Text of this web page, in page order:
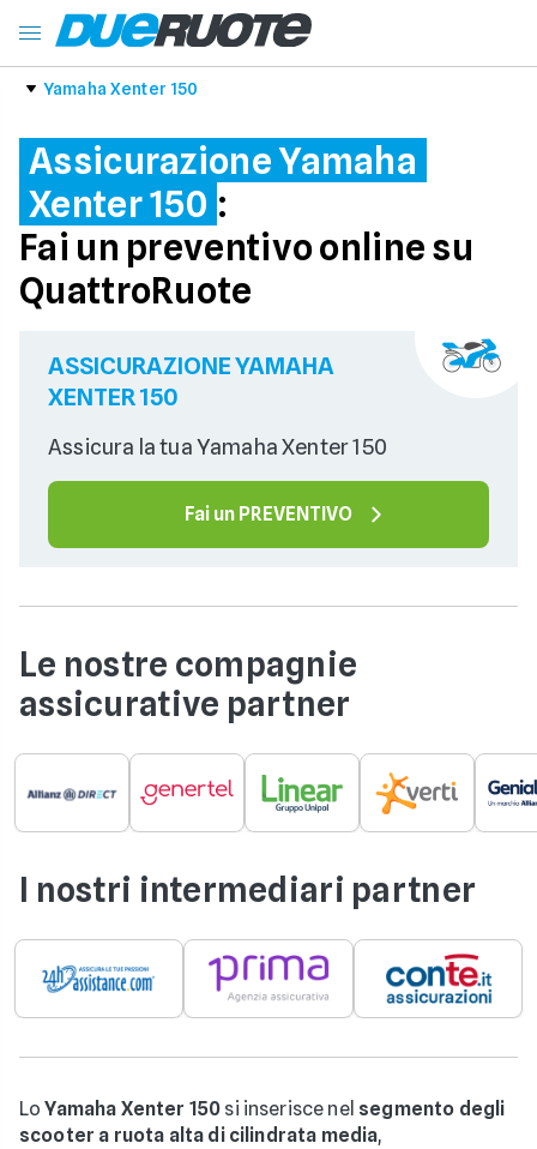
Yamaha Xenter 150
Assicurazione Yamaha
Xenter 150 :
Fai un preventivo online su
QuattroRuote
ASSICURAZIONE YAMAHA
XENTER 150
Assicura la tua Yamaha Xenter 150
Fai un PREVENTIVO
Le nostre compagnie
assicurative partner
I nostri intermediari partner
LoYamaha Xenter 150 si inserisce nel segmento degli
scooter a ruota alta di cilindrata media,